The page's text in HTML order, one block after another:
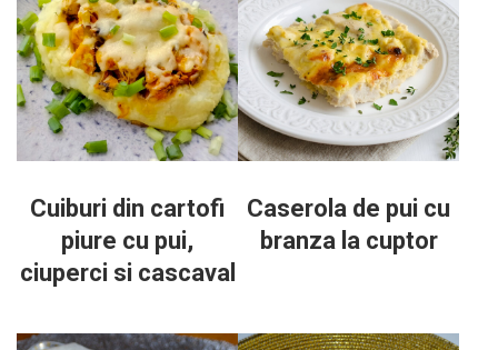
Cuiburi din cartofi
piure cu pui,
ciuperci si cascaval
Caserola de pui cu
branza la cuptor